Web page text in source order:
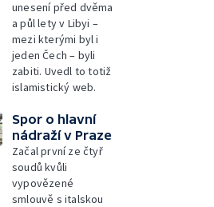
unesení před dvěma
a půl lety v Libyi –
mezi kterými byl i
jeden Čech – byli
zabiti. Uvedl to totiž
islamistický web.
Spor o hlavní
nádraží v Praze
Začal první ze čtyř
soudů kvůli
vypovězené
smlouvě s italskou